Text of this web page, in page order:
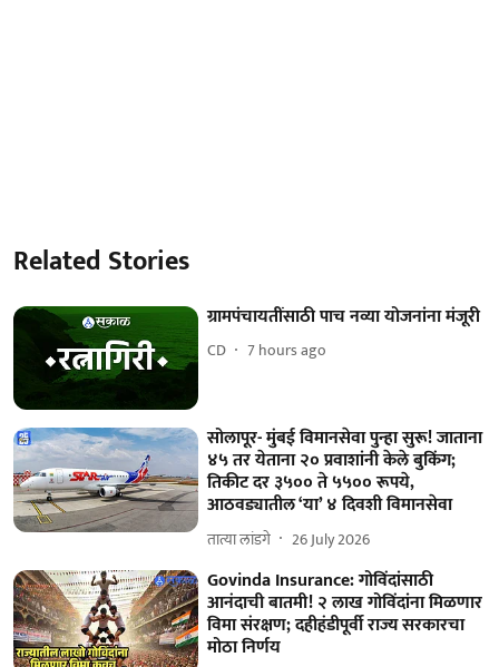
Related Stories
ग्रामपंचायतींसाठी पाच नव्या योजनांना मंजूरी
CD 7 hours ago
सोलापूर- मुंबई विमानसेवा पुन्हा सुरू! जाताना
४५ तर येताना २० प्रवाशांनी केले बुकिंग;
तिकीट दर ३५०० ते ५५०० रूपये,
आठवड्यातील ‘या’ ४ दिवशी विमानसेवा
तात्या लांडगे 26 July 2026
Govinda Insurance: गोविंदांसाठी
आनंदाची बातमी! २ लाख गोविंदांना मिळणार
विमा संरक्षण; दहीहंडीपूर्वी राज्य सरकारचा
मोठा निर्णय